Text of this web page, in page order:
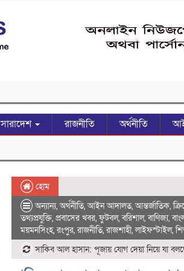
সারাদেশ রাজনীতি অর্থনীতি
হোম
অন্যান্য,অর্থনীতি,আইন আদালত,আন্তর্জাতিক,
তথ্যপ্রযুক্তি, প্রবাসের খবর,ফুটবল,বরিশাল,বাণিজ্য,
ময়মনসিংহ,রংপুর,রাজনীতি,রাজশাহী,লাইফস্টাইল,
সাকিব আল হাসান: পূজায় যোগ দেয়া নিয়ে যা